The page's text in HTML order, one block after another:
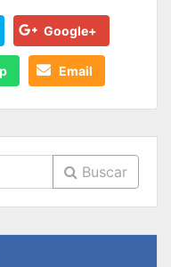
Google+
Email
Buscar